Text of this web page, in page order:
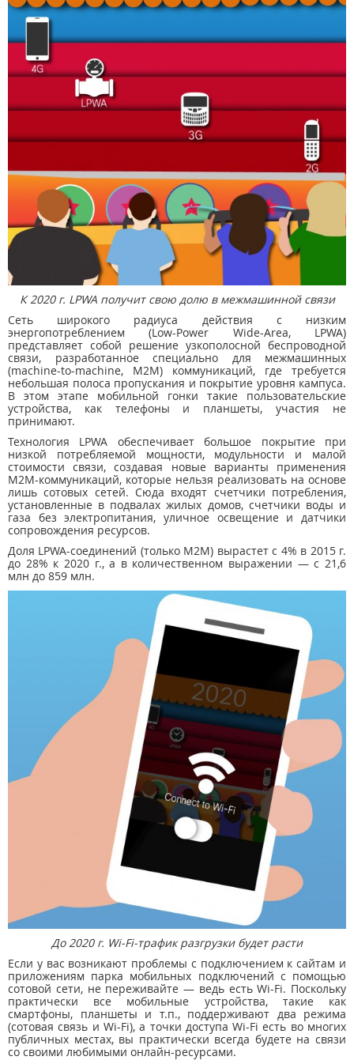
К 2020 г. LPWA получит свою долю в межмашинной связи
Сеть широкого радиуса действия с низким
энергопотреблением (Low-Power Wide-Area, LPWA)
представляет собой решение узкополосной беспроводной
связи, разработанное специально для межмашинных
(machine-to-machine, M2M) коммуникаций, где требуется
небольшая полоса пропускания и покрытие уровня кампуса.
В этом этапе мобильной гонки такие пользовательские
устройства, как телефоны и планшеты, участия не
принимают.
Технология LPWA обеспечивает большое покрытие при
низкой потребляемой мощности, модульности и малой
стоимости связи, создавая новые варианты применения
M2M-коммуникаций, которые нельзя реализовать на основе
лишь сотовых сетей. Сюда входят счетчики потребления,
установленные в подвалах жилых домов, счетчики воды и
газа без электропитания, уличное освещение и датчики
сопровождения ресурсов.
Доля LPWA-соединений (только M2M) вырастет с 4% в 2015 г.
до 28% к 2020 г., а в количественном выражении — с 21,6
млн до 859 млн.
До 2020 г. Wi-Fi-трафик разгрузки будет расти
Если у вас возникают проблемы с подключением к сайтам и
приложениям парка мобильных подключений с помощью
сотовой сети, не переживайте — ведь есть Wi-Fi. Поскольку
практически все мобильные устройства, такие как
смартфоны, планшеты и т.п., поддерживают два режима
(сотовая связь и Wi-Fi), а точки доступа Wi-Fi есть во многих
публичных местах, вы практически всегда будете на связи
со своими любимыми онлайн-ресурсами.